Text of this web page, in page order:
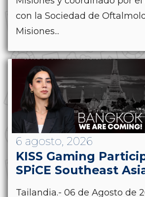
con la Sociedad de
Misiones...
6 agosto, 2026
KISS Gaming
SPiCE Southeast
Tailandia.- 06 de Agosto de